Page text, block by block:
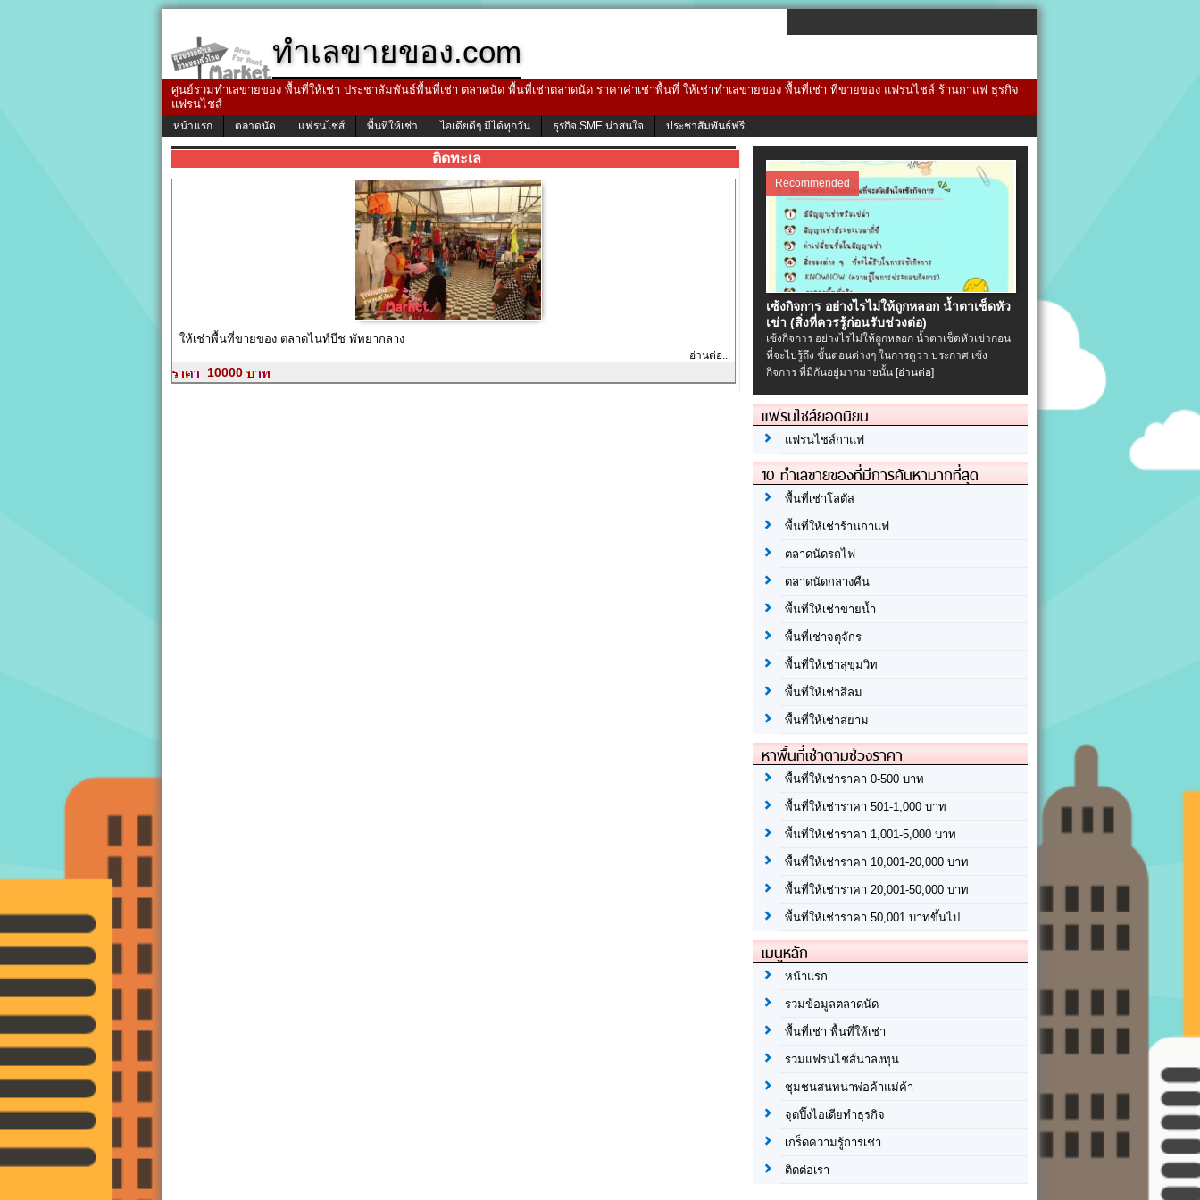
ทำเลขายของ.com
ศูนย์รวมทำเลขายของ พื้นที่ให้เช่า ประชาสัมพันธ์พื้นที่เช่า ตลาดนัด พื้นที่เช่าตลาดนัด ราคาค่าเช่าพื้นที่ ให้เช่าทำเลขายของ พื้นที่เช่า ที่ขายของ แฟรนไชส์ ร้านกาแฟ ธุรกิจ
แฟรนไชส์
หน้าแรก ตลาดนัด แฟรนไชส์ พื้นที่ให้เช่า ไอเดียดีๆ มีได้ทุกวัน ธุรกิจ SME น่าสนใจ ประชาสัมพันธ์ฟรี
ติดทะเล
ให้เช่าพื้นที่ขายของ ตลาดไนท์บีช พัทยากลาง
อ่านต่อ...
10000
Recommended
เซ้งกิจการ อย่างไรไม่ให้ถูกหลอก น้ำตาเช็ดหัว
เข่า (สิ่งที่ควรรู้ก่อนรับช่วงต่อ)
เซ้งกิจการ อย่างไรไม่ให้ถูกหลอก น้ำตาเช็ดหัวเข่าก่อน
ที่จะไปรู้ถึง ขั้นตอนต่างๆ ในการดูว่า ประกาศ เซ้ง
กิจการ ที่มีกันอยู่มากมายนั้น [อ่านต่อ]
แฟรนไชส์ยอดนิยม
แฟรนไชส์กาแฟ
10 ทำเลขายของที่มีการค้นหามากที่สุด
พื้นที่เช่าโลตัส
พื้นที่ให้เช่าร้านกาแฟ
ตลาดนัดรถไฟ
ตลาดนัดกลางคืน
พื้นที่ให้เช่าขายน้ำ
พื้นที่เช่าจตุจักร
พื้นที่ให้เช่าสุขุมวิท
พื้นที่ให้เช่าสีลม
พื้นที่ให้เช่าสยาม
หาพื้นที่เช่าตามช่วงราคา
พื้นที่ให้เช่าราคา 0-500 บาท
พื้นที่ให้เช่าราคา 501-1,000 บาท
พื้นที่ให้เช่าราคา 1,001-5,000 บาท
พื้นที่ให้เช่าราคา 10,001-20,000 บาท
พื้นที่ให้เช่าราคา 20,001-50,000 บาท
พื้นที่ให้เช่าราคา 50,001 บาทขึ้นไป
เมนูหลัก
หน้าแรก
รวมข้อมูลตลาดนัด
พื้นที่เช่า พื้นที่ให้เช่า
รวมแฟรนไชส์น่าลงทุน
ชุมชนสนทนาพ่อค้าแม่ค้า
จุดปิ๊งไอเดียทำธุรกิจ
เกร็ดความรู้การเช่า
ติดต่อเรา